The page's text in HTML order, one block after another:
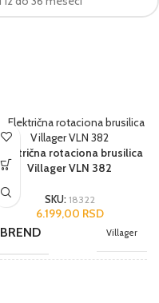
Električna rotaciona brusilica
Villager VLN 382
SKU: 18322
6.199,00 RSD
BREND Villager